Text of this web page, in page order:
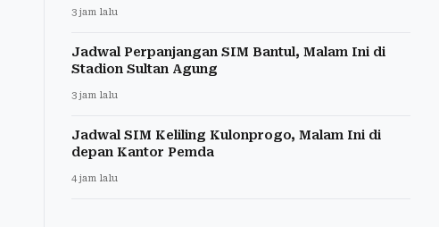
3 jam lalu
Jadwal Perpanjangan SIM Bantul, Malam Ini di
Stadion Sultan Agung
3 jam lalu
Jadwal SIM Keliling Kulonprogo, Malam Ini di
depan Kantor Pemda
4 jam lalu